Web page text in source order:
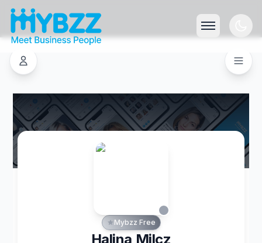
Mybzz Free
Halina Milcz